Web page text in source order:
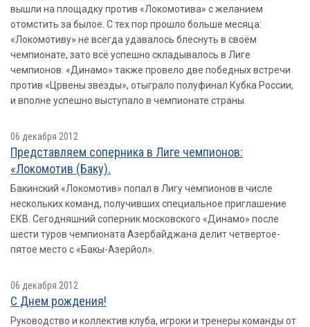
вышли на площадку против «Локомотива» с желанием
отомстить за былое. С тех пор прошло больше месяца:
«Локомотиву» не всегда удавалось блеснуть в своём
чемпионате, зато всё успешно складывалось в Лиге
чемпионов. «Динамо» также провело две победных встречи
против «Црвены звезды», отыграло полуфинал Кубка России,
и вполне успешно выступало в чемпионате страны.
06 декабря 2012
Представляем соперника в Лиге чемпионов:
«Локомотив (Баку).
Бакинский «Локомотив» попал в Лигу чемпионов в числе
нескольких команд, получивших специальное приглашение
ЕКВ. Сегодняшний соперник московского «Динамо» после
шести туров чемпионата Азербайджана делит четвертое-
пятое место с «Бакы-Азерйол».
06 декабря 2012
С Днем рождения!
Руководство и коллектив клуба, игроки и тренеры команды от